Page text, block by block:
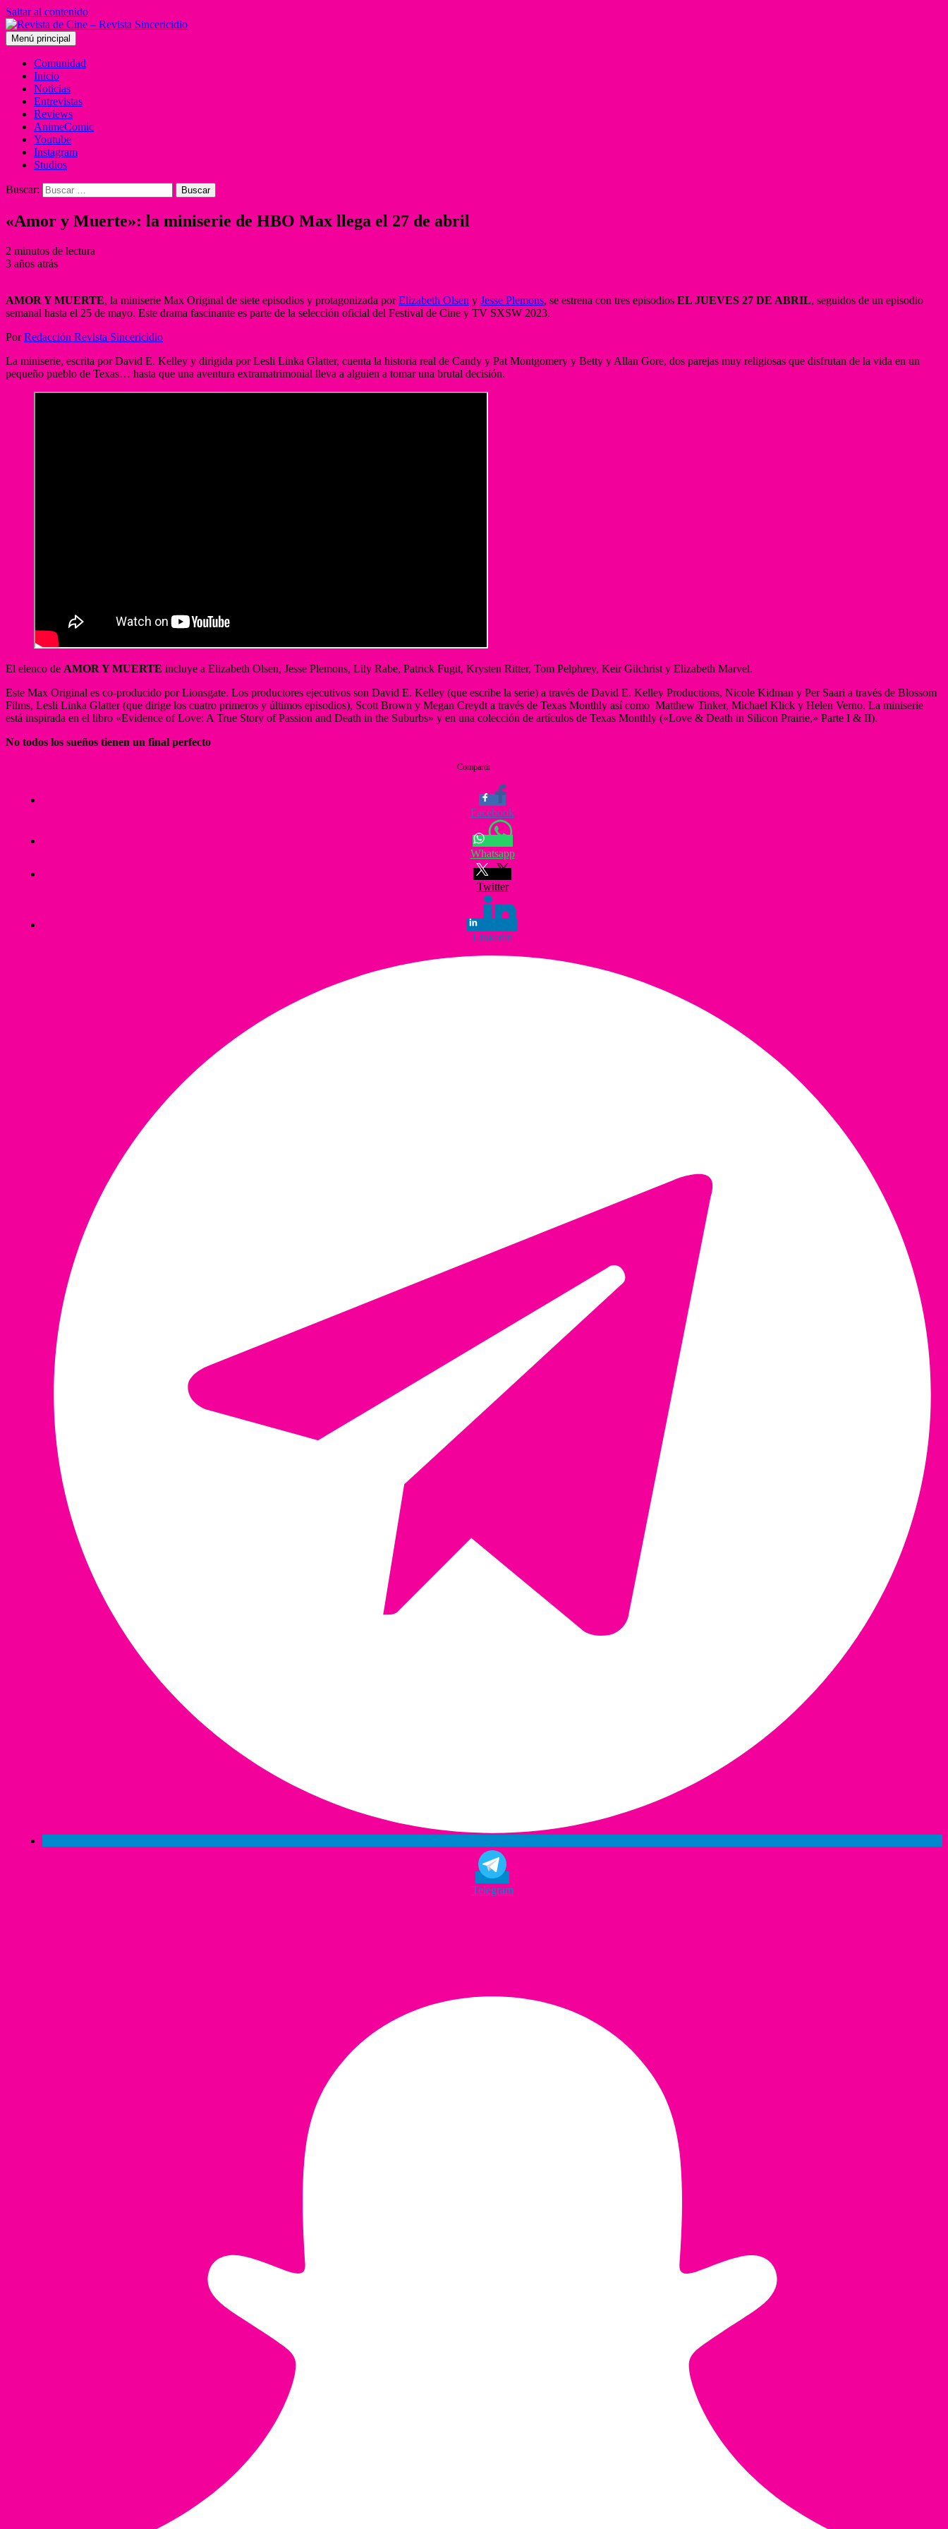
Saltar al contenido
Menú principal
Comunidad
Inicio
Noticias
Entrevistas
Reviews
AnimeComic
Youtube
Instagram
Studios
Buscar:
«Amor y Muerte»: la miniserie de HBO Max llega el 27 de abril
2 minutos de lectura
3 años atrás
AMOR Y MUERTE, la miniserie Max Original de siete episodios y protagonizada porElizabeth Olsen y Jesse Plemons, se estrena con tres episodios EL JUEVES 27 DE ABRIL, seguidos de un episodio
semanal hasta el 25 de mayo. Este drama fascinante es parte de la selección oficial del Festival de Cine y TV SXSW 2023.
PorRedacción Revista Sincericidio
La miniserie, escrita por David E. Kelley y dirigida por Lesli Linka Glatter, cuenta la historia real de Candy y Pat Montgomery y Betty y Allan Gore, dos parejas muy religiosas que disfrutan de la vida en un
pequeño pueblo de Texas… hasta que una aventura extramatrimonial lleva a alguien a tomar una brutal decisión.
El elenco de AMOR Y MUERTE incluye a Elizabeth Olsen, Jesse Plemons, Lily Rabe, Patrick Fugit, Krysten Ritter, Tom Pelphrey, Keir Gilchrist y Elizabeth Marvel.
Este Max Original es co-producido por Lionsgate. Los productores ejecutivos son David E. Kelley (que escribe la serie) a través de David E. Kelley Productions, Nicole Kidman y Per Saari a través de Blossom
Films, Lesli Linka Glatter (que dirige los cuatro primeros y últimos episodios), Scott Brown y Megan Creydt a través de Texas Monthly así como Matthew Tinker, Michael Klick y Helen Verno. La miniserie
está inspirada en el libro «Evidence of Love: A True Story of Passion and Death in the Suburbs» y en una colección de artículos de Texas Monthly («Love & Death in Silicon Prairie,» Parte I & II).
No todos los sueños tienen un final perfecto
Compartir
Facebook
Whatsapp
Twitter
Linkedin
Telegram